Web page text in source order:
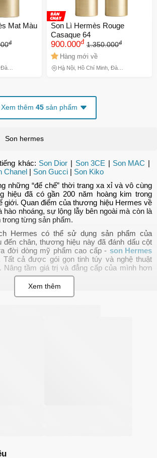
Mat Màu
đ
Đà
Son Lì Hermès Rouge
Casaque 64
900.000đ 1.350.000đ
Hàng mới về
Hà Nội, Hồ Chí Minh, Đà
Xem thêm 45 sản phẩm
Son hermes
khác: Son Dior Son 3CE Son MAC
Chanel Son Gucci
Son Kiko
những “đế chế” thời trang xa xỉ và vô cùng
hiệu đã có gần 200 năm hoàng kim trong
giới. Quan điểm của thương hiệu Hermes về
hào nhoáng, sự lộng lẫy bên ngoài mà còn là
từng sản phẩm.
Hermes có thể sử dụng sản phẩm của
đến chân, thương hiệu này đã đánh dấu cột
đời dòng mỹ phẩm cao cấp - son Hermes
Tất cả được gói gọn tinh túy và nghệ thuật
. Nâng tầm giá trị và đẳng cấp của mình hơn
hiệu son môi Hermes
phẩm son môi Hermes đỉnh cao trong từ